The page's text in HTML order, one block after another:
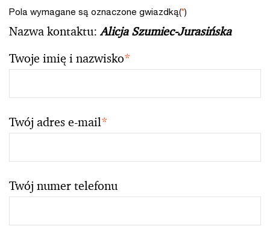
Pola wymagane są oznaczone gwiazdką(*)
Nazwa kontaktu:Alicja Szumiec-Jurasińska
Twoje imię i nazwisko*
Twój adres e-mail*
Twój numer telefonu